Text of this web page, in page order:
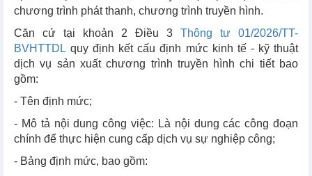
chương trình phát thanh, chương trình truyền hình.
Căn cứ tại khoản 2 Điều 3 Thông tư 01/2026/TT-
BVHTTDL quy định kết cấu định mức kinh tế - kỹ thuật
dịch vụ sản xuất chương trình truyền hình chi tiết bao
gồm:
- Tên định mức;
- Mô tả nội dung công việc: Là nội dung các công đoạn
chính để thực hiện cung cấp dịch vụ sự nghiệp công;
- Bảng định mức, bao gồm: